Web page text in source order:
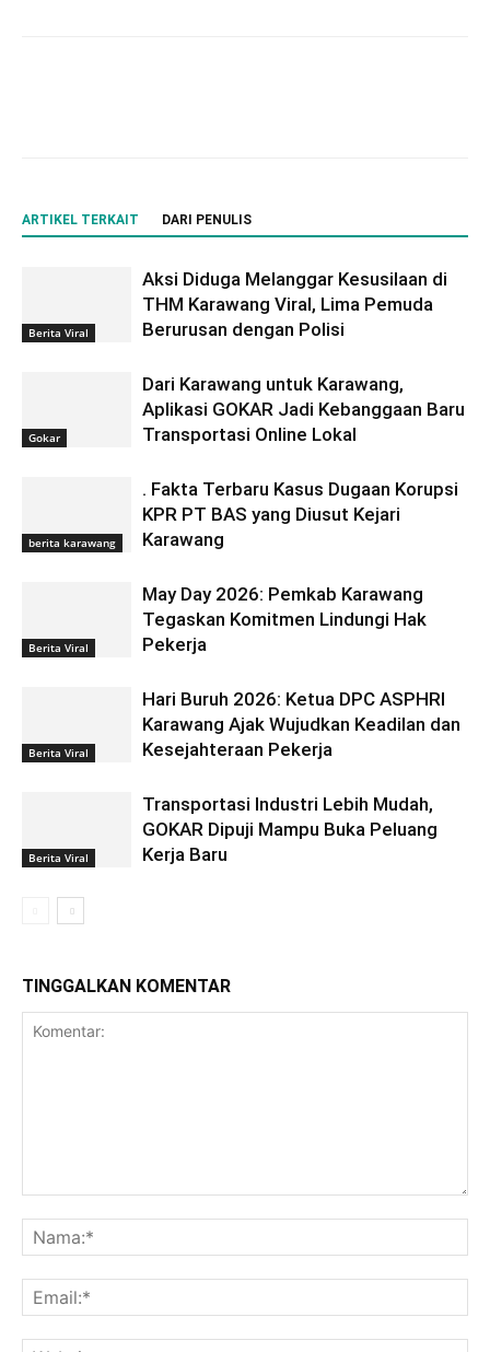
ARTIKEL TERKAIT DARI PENULIS
Berita Viral
Aksi Diduga Melanggar Kesusilaan di
THM Karawang Viral, Lima Pemuda
Berurusan dengan Polisi
Gokar
Dari Karawang untuk Karawang,
Aplikasi GOKAR Jadi Kebanggaan Baru
Transportasi Online Lokal
berita karawang
. Fakta Terbaru Kasus Dugaan Korupsi
KPR PT BAS yang Diusut Kejari
Karawang
Berita Viral
May Day 2026: Pemkab Karawang
Tegaskan Komitmen Lindungi Hak
Pekerja
Berita Viral
Hari Buruh 2026: Ketua DPC ASPHRI
Karawang Ajak Wujudkan Keadilan dan
Kesejahteraan Pekerja
Berita Viral
Transportasi Industri Lebih Mudah,
GOKAR Dipuji Mampu Buka Peluang
Kerja Baru
TINGGALKAN KOMENTAR